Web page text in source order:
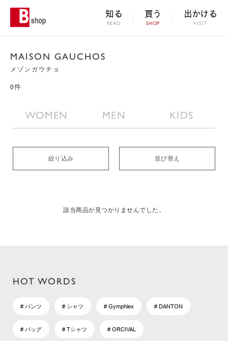
知る
READ
買う
SHOP
出かける
VISIT
MAISON GAUCHOS
メゾンガウチョ
0件
WOMEN MEN KIDS
絞り込み 並び替え
該当商品が見つかりませんでした。
HOT WORDS
# パンツ # シャツ # Gymphlex # DANTON
# バッグ # Tシャツ # ORCIVAL